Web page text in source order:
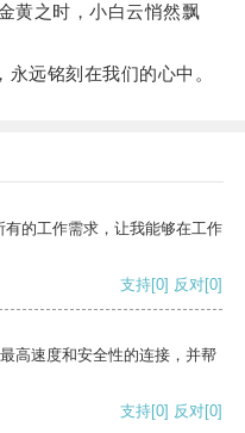
之时，小白云悄然飘
远铭刻在我们的心中。
的工作需求，让我能够在工作
支持[0] 反对[0]
高速度和安全性的连接，并帮
支持[0] 反对[0]